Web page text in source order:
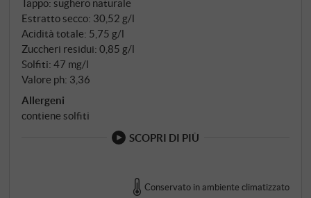
Tappo: sughero naturale
Estratto secco: 30,52 g/l
Acidità totale: 5,75 g/l
Zuccheri residui: 0,85 g/l
Solfiti: 47 mg/l
Valore ph: 3,36
Allergeni
contiene solfiti
SCOPRI DI PIÙ
Conservato in ambiente climatizzato